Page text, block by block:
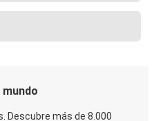
Descubre más de 8.000